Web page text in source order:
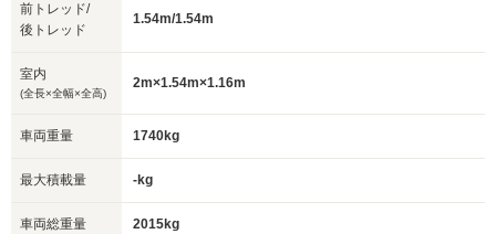
前トレッド/
後トレッド
1.54m/1.54m
室内
(全長×全幅×全高)
2m×1.54m×1.16m
車両重量 1740kg
最大積載量 -kg
車両総重量 2015kg